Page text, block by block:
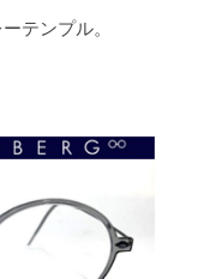
テンプル。